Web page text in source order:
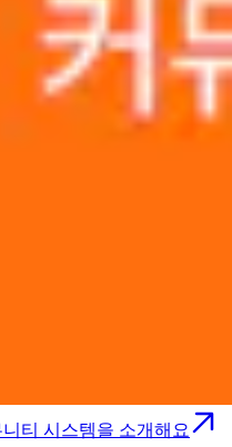
티 시스템을 소개해요